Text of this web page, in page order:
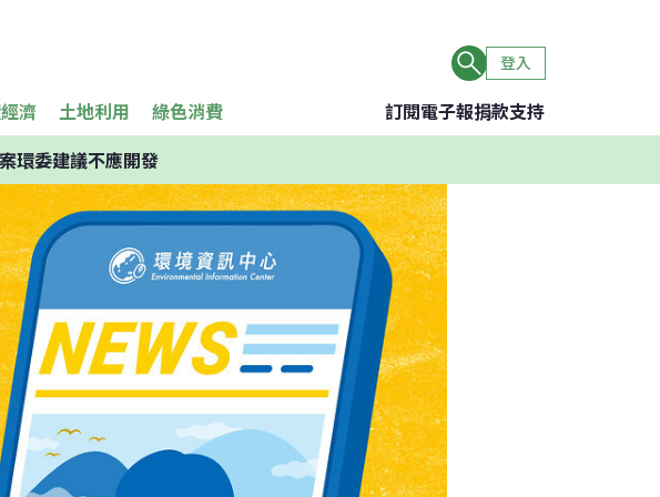
登入
濟 土地利用 綠色消費 訂閱電子報捐款支持
環委建議不應開發